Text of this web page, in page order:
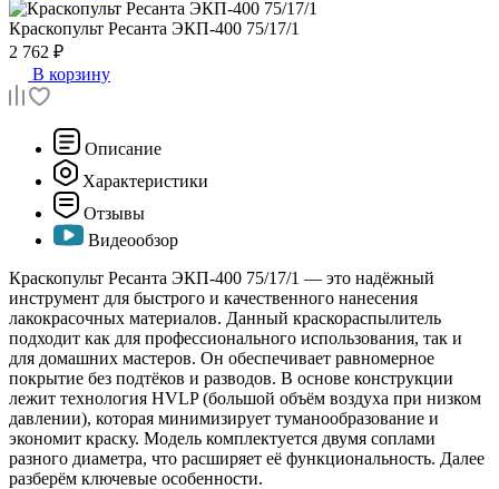
Краскопульт Ресанта ЭКП-400 75/17/1
2 762 ₽
В корзину
Описание
Характеристики
Отзывы
Видеообзор
Краскопульт Ресанта ЭКП-400 75/17/1 — это надёжный
инструмент для быстрого и качественного нанесения
лакокрасочных материалов. Данный краскораспылитель
подходит как для профессионального использования, так и
для домашних мастеров. Он обеспечивает равномерное
покрытие без подтёков и разводов. В основе конструкции
лежит технология HVLP (большой объём воздуха при низком
давлении), которая минимизирует туманообразование и
экономит краску. Модель комплектуется двумя соплами
разного диаметра, что расширяет её функциональность. Далее
разберём ключевые особенности.